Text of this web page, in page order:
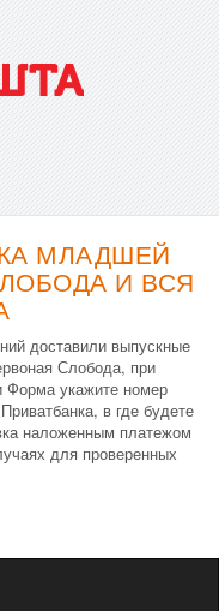
МЛАДШЕЙ
И ВСЯ
доставили выпускные
Слобода, при
Форма укажите номер
в где будете
наложенным платежом
для проверенных